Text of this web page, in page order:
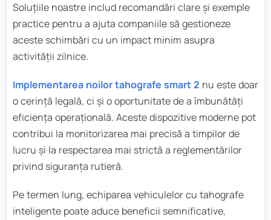
Soluțiile noastre includ recomandări clare și exemple
practice pentru a ajuta companiile să gestioneze
aceste schimbări cu un impact minim asupra
activității zilnice.
Implementarea noilor tahografe smart 2 nu este doar
o cerință legală, ci și o oportunitate de a îmbunătăți
eficiența operațională. Aceste dispozitive moderne pot
contribui la monitorizarea mai precisă a timpilor de
lucru și la respectarea mai strictă a reglementărilor
privind siguranța rutieră.
Pe termen lung, echiparea vehiculelor cu tahografe
inteligente poate aduce beneficii semnificative,